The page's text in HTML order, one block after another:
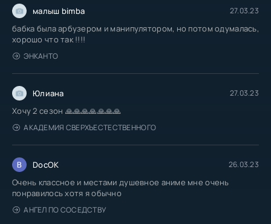
малыш bimba 27.03.23
бабка была арбузером и манипулятором, но потом одумалась,
хорошо что так !!!!
ЭНКАНТО
Юлиана 27.03.23
Хочу 2 сезон 🙏🙏🙏🙏🙏🙏🙏
АКАДЕМИЯ СВЕРХЪЕСТЕСТВЕННОГО
DocOK 26.03.23
Очень классное и местами душевное аниме мне очень
понравилось хотя я обычно
АНГЕЛ ПО СОСЕДСТВУ